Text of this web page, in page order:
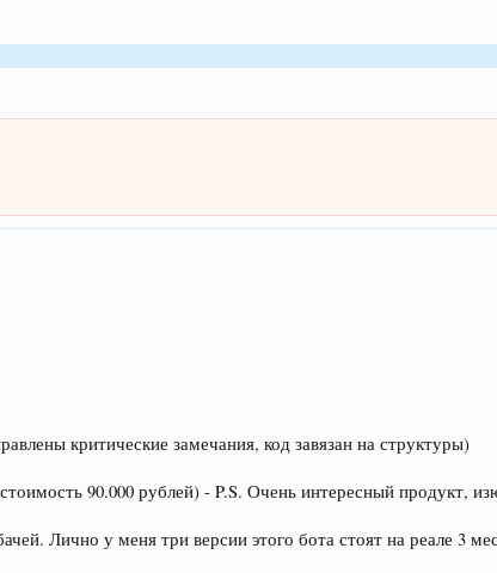
критические замечания, код завязан на структуры)
90.000 рублей) - P.S. Очень интересный продукт,
Лично у меня три версии этого бота стоят на реале 3